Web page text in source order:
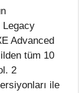
Legacy
Advanced
tüm 10
2
ile